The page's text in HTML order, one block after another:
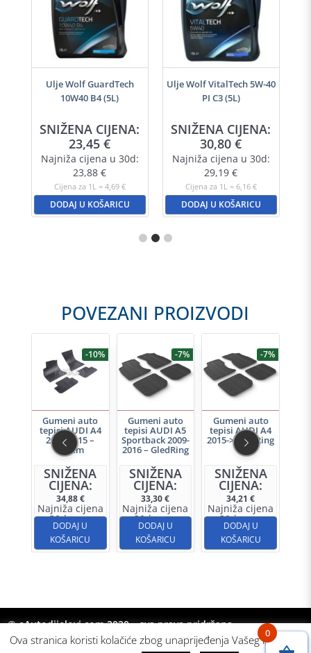
Ulje Wolf GuardTech
10W40 B4 (5L)
SNIŽENA CIJENA:
23,45€
Najniža cijena u 30d:
23,88€
Cijena za 1L = 4,69 €
DODAJ U KOŠARICU
Ulje Wolf VitalTech 5W-40
PI C3 (5L)
SNIŽENA CIJENA:
30,80€
Najniža cijena u 30d:
29,19€
Cijena za 1L = 6,16 €
DODAJ U KOŠARICU
POVEZANI PROIZVODI
-10%
Gumeni auto
tepisi AUDI A4
2008-2015 –
Rigum
SNIŽENA
CIJENA:
34,88€
Najniža cijena
u 30d:31,97€
DODAJ U
KOŠARICU
-7%
Gumeni auto
tepisi AUDI A5
Sportback 2009-
2016 – GledRing
SNIŽENA
CIJENA:
33,30€
Najniža cijena
u 30d:31,69€
DODAJ U
KOŠARICU
-7%
Gumeni auto
tepisi AUDI A4
2015-> GledRing
SNIŽENA
CIJENA:
34,21 €
Najniža cijena
u 30d:32,94€
DODAJ U
KOŠARICU
© eAutodijelovi.com 2020 – sva prava pridržana
Ova stranica koristi kolačiće zbog unaprijeđenja Vašeg iskustva.
0